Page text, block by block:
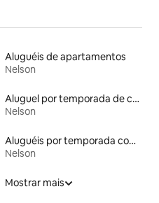
Aluguéis de apartamentos
Nelson
Aluguel por temporada de casas de hóspedes
Nelson
Aluguéis por temporada com café da manhã
Nelson
Mostrar mais